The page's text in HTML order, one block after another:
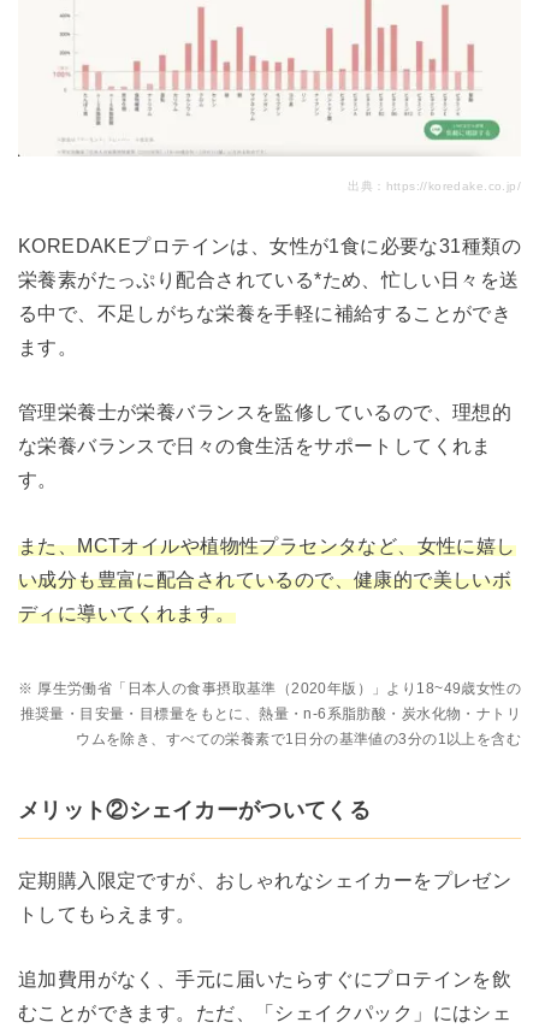
出典： https://koredake.co.jp/
KOREDAKEプロテインは、女性が1食に必要な31種類の
栄養素がたっぷり配合されている*ため、忙しい日々を送
る中で、不足しがちな栄養を手軽に補給することができ
ます。
管理栄養士が栄養バランスを監修しているので、理想的
な栄養バランスで日々の食生活をサポートしてくれま
す。
また、MCTオイルや植物性プラセンタなど、女性に嬉し
い成分も豊富に配合されているので、健康的で美しいボ
ディに導いてくれます。
※ 厚生労働省「日本人の食事摂取基準（2020年版）」より18~49歳女性の
推奨量・目安量・目標量をもとに、熱量・n-6系脂肪酸・炭水化物・ナトリ
ウムを除き、すべての栄養素で1日分の基準値の3分の1以上を含む
メリット②シェイカーがついてくる
定期購入限定ですが、おしゃれなシェイカーをプレゼン
トしてもらえます。
追加費用がなく、手元に届いたらすぐにプロテインを飲
むことができます。ただ、「シェイクパック」にはシェ